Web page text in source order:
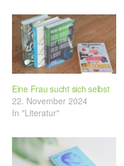
Eine Frau sucht sich selbst
22. November 2024
In "Literatur"